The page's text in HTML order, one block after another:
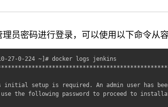
理员密码进行登录，可以使用以下命令从
27-0-224 ~]# docker logs jenkins
initial setup is required. An admin user has
use the following password to proceed to